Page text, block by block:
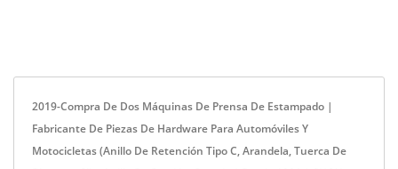
2019-Compra De Dos Máquinas De Prensa De Estampado |
Fabricante De Piezas De Hardware Para Automóviles Y
Motocicletas (Anillo De Retención Tipo C, Arandela, Tuerca De